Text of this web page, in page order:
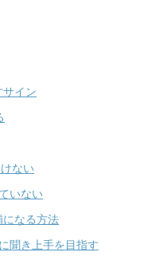
イン
ない
いない
になる方法
聞き上手を目指す